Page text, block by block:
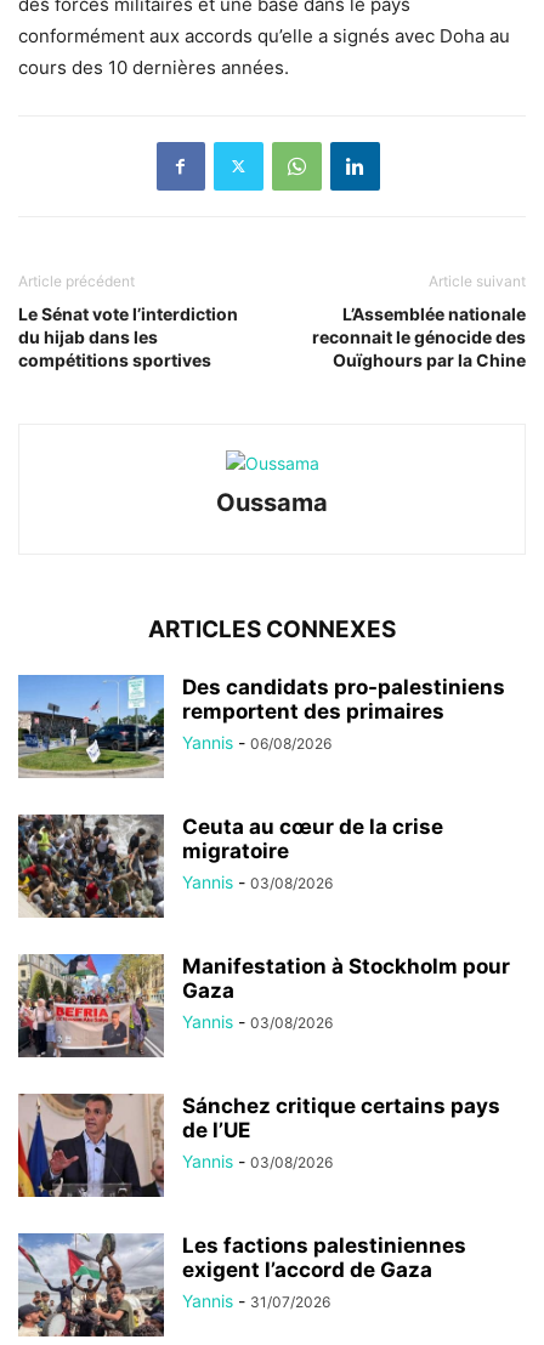
conformément aux accords qu’elle a signés avec Doha au
cours des 10 dernières années.
Article précédent
Le Sénat vote l’interdiction
du hijab dans les
compétitions sportives
Article suivant
L’Assemblée nationale
reconnait le génocide des
Ouïghours par la Chine
Oussama
ARTICLES CONNEXES
Des candidats pro-palestiniens
remportent des primaires
Yannis - 06/08/2026
Ceuta au cœur de la crise
migratoire
Yannis - 03/08/2026
Manifestation à Stockholm pour
Gaza
Yannis - 03/08/2026
Sánchez critique certains pays
de l’UE
Yannis - 03/08/2026
Les factions palestiniennes
exigent l’accord de Gaza
Yannis - 31/07/2026